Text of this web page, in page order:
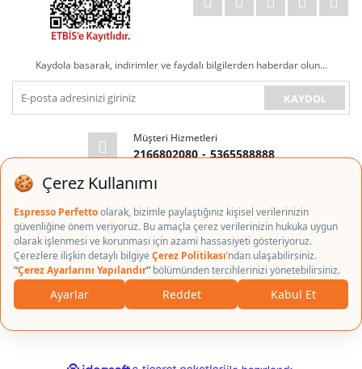
Kaydola basarak, indirimler ve faydalı bilgilerden haberdar olun...
KAYDOL
Müşteri Hizmetleri
2166802080 - 5365588888
E-posta Adresi
Copyright © 2018 espressoperfetto.com Tüm Kredi Kartı Bilgileriniz 256bit
SSL Sertifikası ile korunmaktadır.